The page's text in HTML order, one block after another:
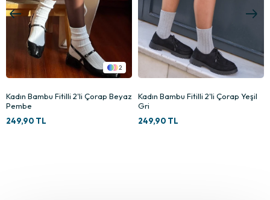
2
Kadın Bambu Fitilli 2'li Çorap Beyaz
Pembe
249,90 TL
Kadın Bambu Fitilli 2'li Çorap Yeşil
Gri
249,90 TL